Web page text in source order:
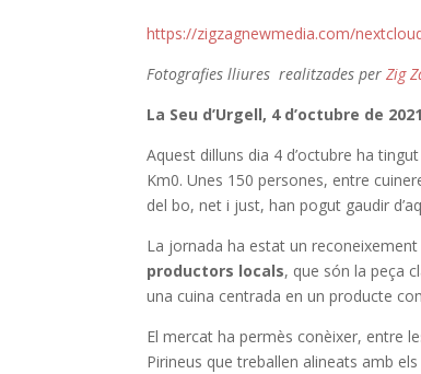
https://zigzagnewmedia.com/
Fotografies lliures realitzades perZig
La Seu d’Urgell, 4 d’octubre de 2021
Aquest dilluns dia 4 d’octubre ha
Km0. Unes 150 persones, entre
del bo, net i just, han pogut gaudir
La jornada ha estat un reconeixement
productors locals, que són la peça
una cuina centrada en un producte
El mercat ha permès conèixer, entre
Pirineus que treballen alineats amb